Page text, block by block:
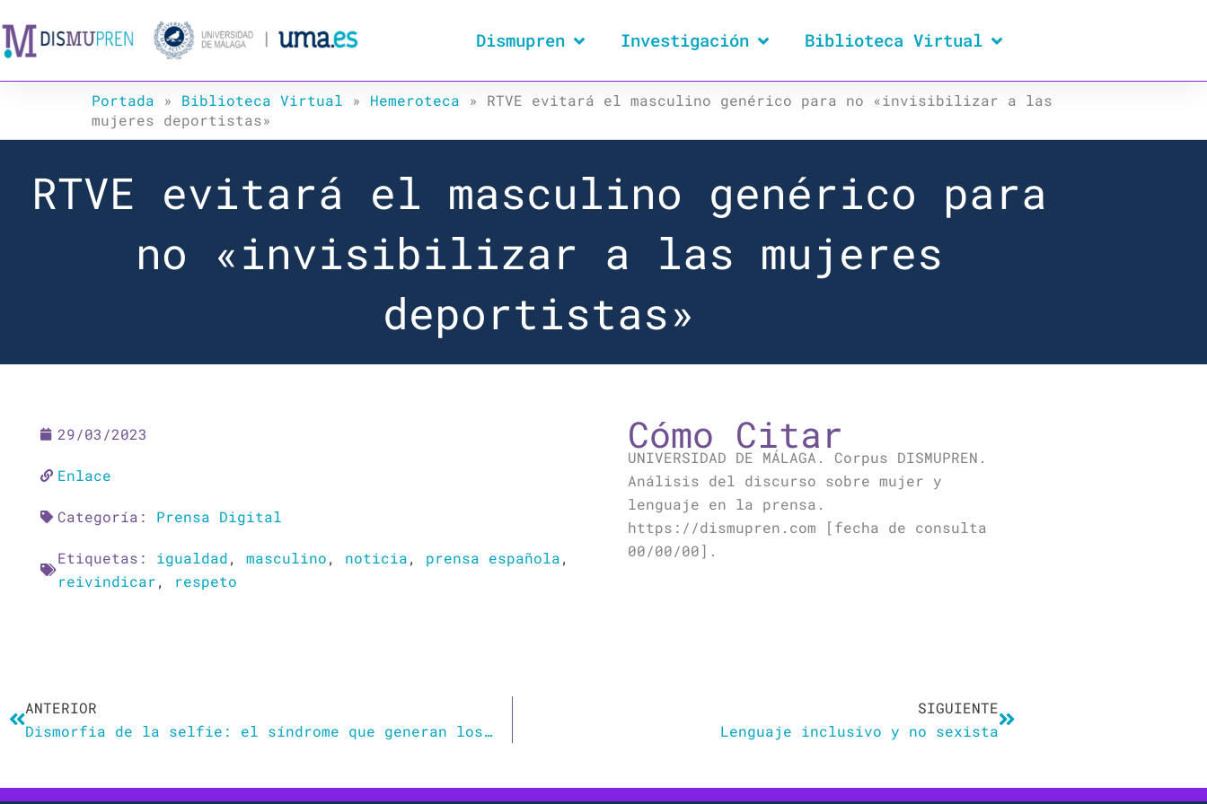
al
contenido
Dismupren Investigación Biblioteca Virtual
Portada » Biblioteca Virtual » Hemeroteca » RTVE evitará el masculino genérico para no «invisibilizar a las
mujeres deportistas»
RTVE evitará el masculino genérico para
no «invisibilizar a las mujeres
deportistas»
29/03/2023
Enlace
Categoría: Prensa Digital
Etiquetas: igualdad, masculino, noticia, prensa española,
reivindicar, respeto
Cómo Citar
UNIVERSIDAD DE MÁLAGA. Corpus DISMUPREN.
Análisis del discurso sobre mujer y
lenguaje en la prensa.
https://dismupren.com [fecha de consulta
00/00/00].
ANTERIOR
Dismorfia de la selfie: el síndrome que generan los filtros de Instagram al que hay que estar atentos
SIGUIENTE
Lenguaje inclusivo y no sexista